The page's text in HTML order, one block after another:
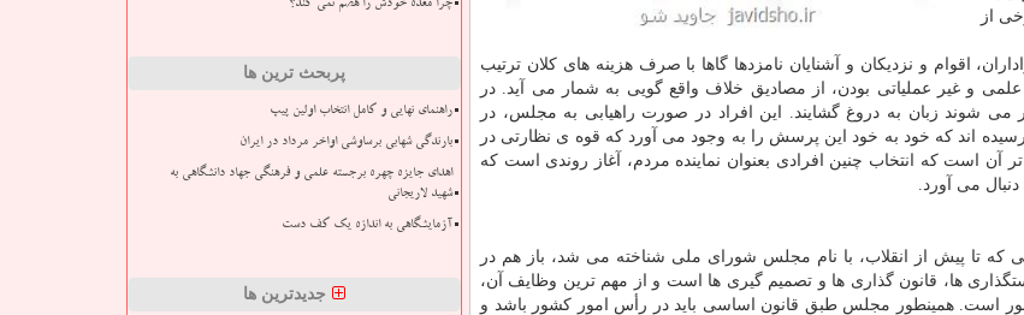
از
اقوام و نزدیكان و آشنایان نامزدها گاها با صرف هزینه های كلان ترتیب
و غیر عملیاتی بودن، از مصادیق خلاف واقع گویی به شمار می آید. در
شوند زبان به دروغ گشایند. این افراد در صورت راهیابی به مجلس، در
رسیده اند كه خود به خود این پرسش را به وجود می آورد كه قوه ی نظارتی در
آن است كه انتخاب چنین افرادی بعنوان نماینده مردم، آغاز روندی است كه
می آورد.
تا پیش از انقلاب، با نام مجلس شورای ملی شناخته می شد، باز هم در
ها، قانون گذاری ها و تصمیم گیری ها است و از مهم ترین وظایف آن،
است. همینطور مجلس طبق قانون اساسی باید در رأس امور كشور باشد و
چرا معده خودش را هضم نمی کند؟
پربحث ترین ها
راهنمای نهایی و کامل انتخاب اولین پیپ
بارندگی شهابی برساوشی اواخر مرداد در ایران
اهدای جایزه چهره برجسته علمی و فرهنگی جهاد دانشگاهی به
شهید لاریجانی
آزمایشگاهی به اندازه یک کف دست
جدیدترین ها